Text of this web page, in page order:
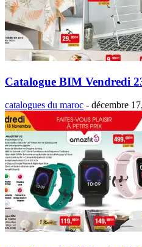
Catalogue BIM Vendredi
catalogues du maroc - décembre